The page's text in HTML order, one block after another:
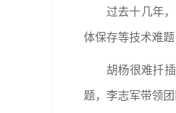
过去十几年
体保存等技术难
胡杨很难扦
题，李志军带领